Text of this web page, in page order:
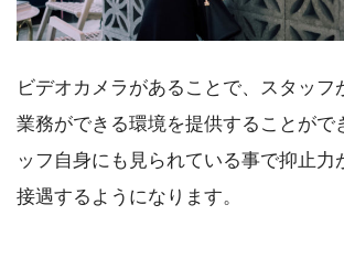
ビデオカメラがあることで、スタッフ
業務ができる環境を提供することがで
ッフ自身にも見られている事で抑止力
接遇するようになります。